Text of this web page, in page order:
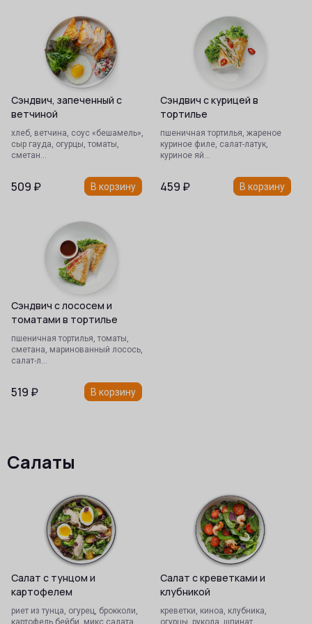
Сэндвич, запеченный с
ветчиной
хлеб, ветчина, соус «бешамель»,
сыр гауда, огурцы, томаты,
сметан…
509 ₽ В корзину
Сэндвич с курицей в
тортилье
пшеничная тортилья, жареное
куриное филе, салат-латук,
куриное яй…
459 ₽ В корзину
Сэндвич с лососем и
томатами в тортилье
пшеничная тортилья, томаты,
сметана, маринованный лосось,
салат-л…
519 ₽ В корзину
Салаты
Салат с тунцом и
картофелем
риет из тунца, огурец, брокколи,
картофель бейби, микс салата,
Салат с креветками и
клубникой
креветки, киноа, клубника,
огурцы, рукола, шпинат,